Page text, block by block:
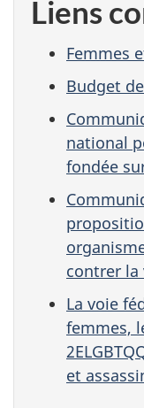
Liens
Femmes
Budget
national
fondée
contrer la
La voie
femmes,
et